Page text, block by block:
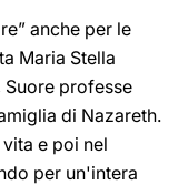
anche per le
Maria Stella
professe
di Nazareth.
e poi nel
per un'intera